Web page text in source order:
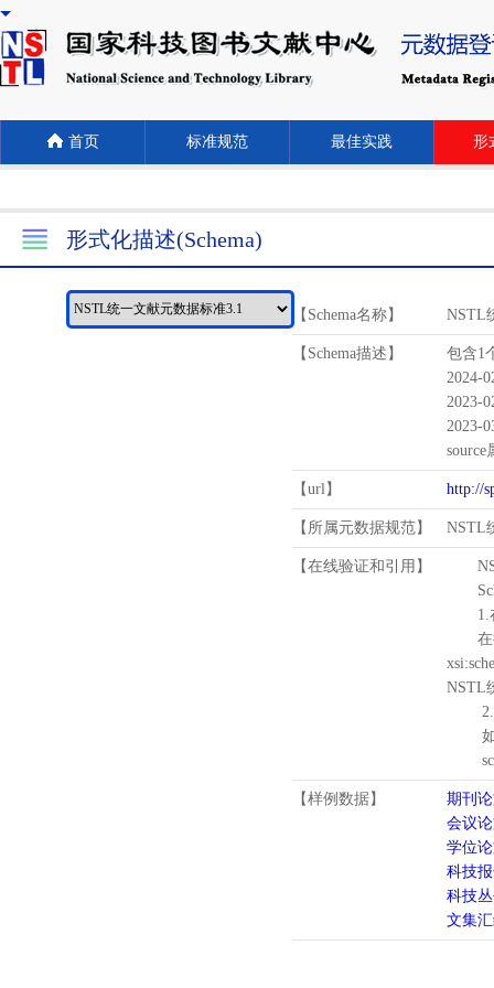
首页 标准规范 最佳实践 形
形式化描述(Schema)
【Schema名称】 NSTL
【Schema描述】
包含1
2024-
2023-
2023-
source
【url】 http://
【所属元数据规范】 NSTL
【在线验证和引用】
1.
在待
NSTL
2.
如需
【样例数据】
期刊
会议
学位
科技
科技
文集